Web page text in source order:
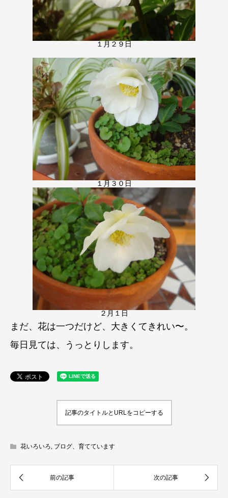
１月２９日
１月３０日
２月１日
まだ、花は一つだけど、大きくてきれい〜。
毎日見ては、うっとりします。
記事のタイトルとURLをコピーする
花いろいろ, ブログ、育てています